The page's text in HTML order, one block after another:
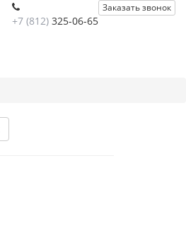
Заказать звонок
+7 (812) 325-06-65